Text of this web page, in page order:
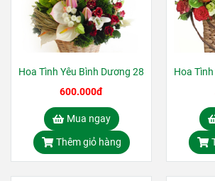
Hoa Tình Yêu Bình Dương 28
600.000đ
Mua ngay
Thêm giỏ hàng
Hoa